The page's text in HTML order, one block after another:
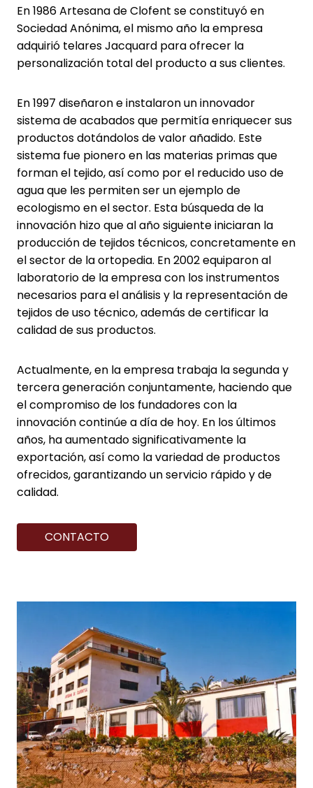
En 1986 Artesana de Clofent se constituyó en
Sociedad Anónima, el mismo año la empresa
adquirió telares Jacquard para ofrecer la
personalización total del producto a sus clientes.
En 1997 diseñaron e instalaron un innovador
sistema de acabados que permitía enriquecer sus
productos dotándolos de valor añadido. Este
sistema fue pionero en las materias primas que
forman el tejido, así como por el reducido uso de
agua que les permiten ser un ejemplo de
ecologismo en el sector. Esta búsqueda de la
innovación hizo que al año siguiente iniciaran la
producción de tejidos técnicos, concretamente en
el sector de la ortopedia. En 2002 equiparon al
laboratorio de la empresa con los instrumentos
necesarios para el análisis y la representación de
tejidos de uso técnico, además de certificar la
calidad de sus productos.
Actualmente, en la empresa trabaja la segunda y
tercera generación conjuntamente, haciendo que
el compromiso de los fundadores con la
innovación continúe a día de hoy. En los últimos
años, ha aumentado significativamente la
exportación, así como la variedad de productos
ofrecidos, garantizando un servicio rápido y de
calidad.
CONTACTO